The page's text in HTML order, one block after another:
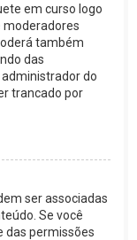
em curso logo
moderadores
também
das
do
trancado por
ser associadas
Se você
das permissões